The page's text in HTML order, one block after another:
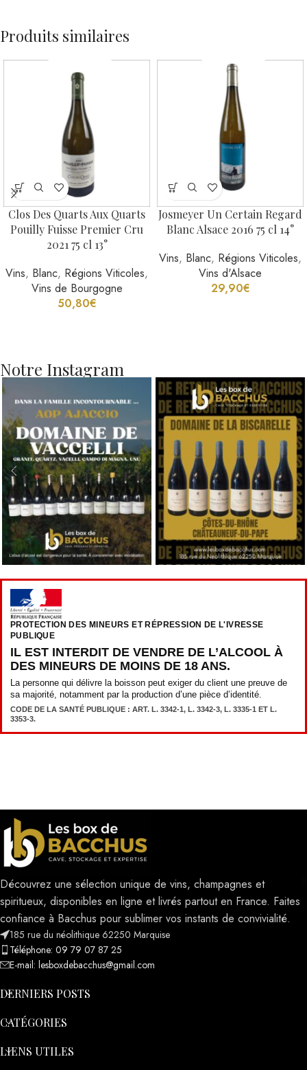
Produits similaires
Clos Des Quarts Aux Quarts
Pouilly Fuisse Premier Cru
2021 75 cl 13°
Vins, Blanc, Régions Viticoles,
Vins de Bourgogne
50,80€
Josmeyer Un Certain Regard
Blanc Alsace 2016 75 cl 14°
Vins, Blanc, Régions Viticoles,
Vins d'Alsace
29,90€
Notre Instagram
PROTECTION DES MINEURS ET RÉPRESSION DE L'IVRESSE
PUBLIQUE
IL EST INTERDIT DE VENDRE DE L’ALCOOL À
DES MINEURS DE MOINS DE 18 ANS.
La personne qui délivre la boisson peut exiger du client une preuve de
sa majorité, notamment par la production d’une pièce d’identité.
CODE DE LA SANTÉ PUBLIQUE : ART. L. 3342-1, L. 3342-3, L. 3335-1 ET L.
3353-3.
Découvrez une sélection unique de vins, champagnes et
spiritueux, disponibles en ligne et livrés partout en France. Faites
confiance à Bacchus pour sublimer vos instants de convivialité.
185 rue du néolithique 62250 Marquise
Téléphone: 09 79 07 87 25
E-mail: lesboxdebacchus@gmail.com
DERNIERS POSTS
CATÉGORIES
LIENS UTILES